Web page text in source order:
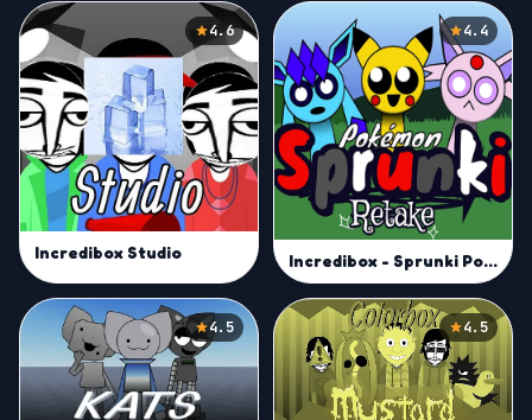
4.6
Incredibox Studio
4.4
Incredibox - Sprunki Pokemon
4.5 4.5